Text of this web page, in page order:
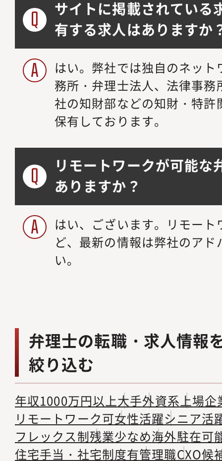
サイトに掲載されている
有する求人はありますか
はい。弊社では独自のネッ
務所・弁理士法人、法律事
社の知財部などの知財・特
保有しております。
リモートワークが可能な
ありますか？
はい、ございます。リモー
ど、最新の情報は弊社のア
い。
弁理士の転職・求人情報
絞り込む
年収1000万円以上大手外資系上場企
リモートワーク可女性活躍シニア活
フレックス制残業少なめ海外駐在可
住宅手当・社宅制度有管理職CXO候